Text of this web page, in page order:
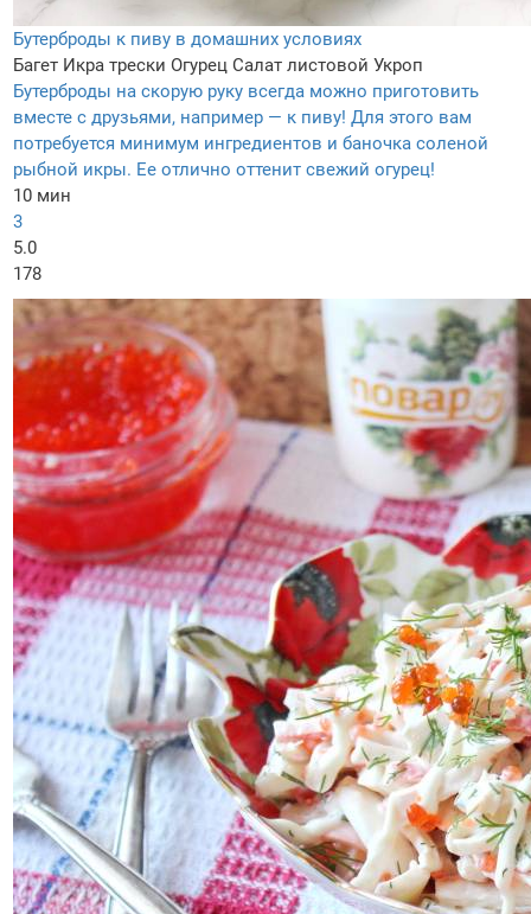
Бутерброды к пиву в домашних условиях
Багет Икра трески Огурец Салат листовой Укроп
Бутерброды на скорую руку всегда можно приготовить
вместе с друзьями, например — к пиву! Для этого вам
потребуется минимум ингредиентов и баночка соленой
рыбной икры. Ее отлично оттенит свежий огурец!
10 мин
3
5.0
178